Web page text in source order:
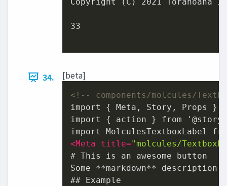
33
34. [beta]
<!-- components/molcules/
import { Meta, Story, Props }
import { action } from
<Meta title="molcules/
# This is an awesome button
Some **markdown**
## Example